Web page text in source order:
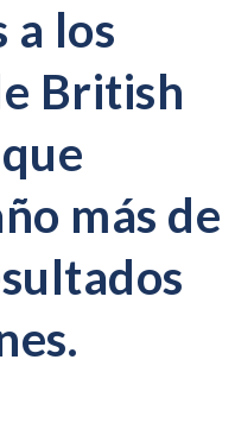
a los
British
más de